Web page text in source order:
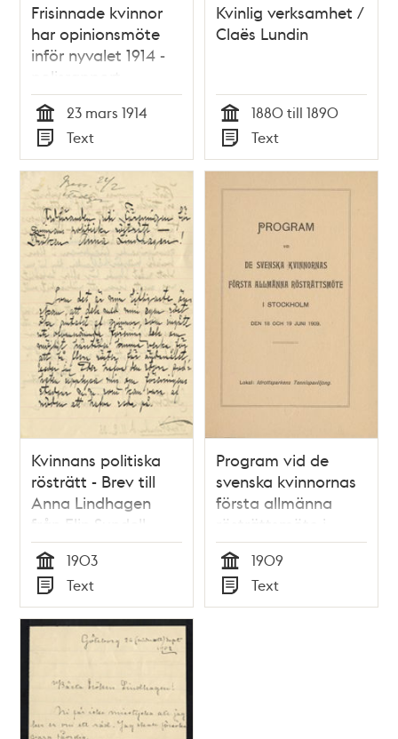
Frisinnade kvinnor
har opinionsmöte
inför nyvalet 1914 -
polisrapport
Tid
23 mars 1914
Typ
Text
Kvinlig verksamhet /
Claës Lundin
Tid
1880 till 1890
Typ
Text
Kvinnans politiska
rösträtt - Brev till
Anna Lindhagen
från Elin Sundell
1903
Tid
1903
Typ
Text
Program vid de
svenska kvinnornas
första allmänna
rösträttsmöte i
Stockholm den 18
och 19 juni 1909
Tid
1909
Typ
Text